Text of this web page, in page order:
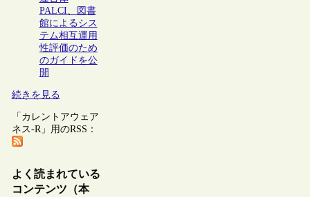
PALCI、図書
館によるシス
テム相互運用
性評価のため
のガイドを公
開
続きを見る
「カレントアウェア
ネス-R」用のRSS：
よく読まれている
コンテンツ（本